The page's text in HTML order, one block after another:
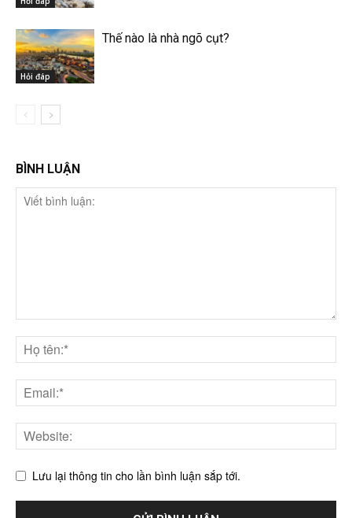
Hỏi đáp
Thế nào là nhà ngõ cụt?
BÌNH LUẬN
Lưu lại thông tin cho lần bình luận sắp tới.